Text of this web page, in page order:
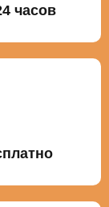
часов